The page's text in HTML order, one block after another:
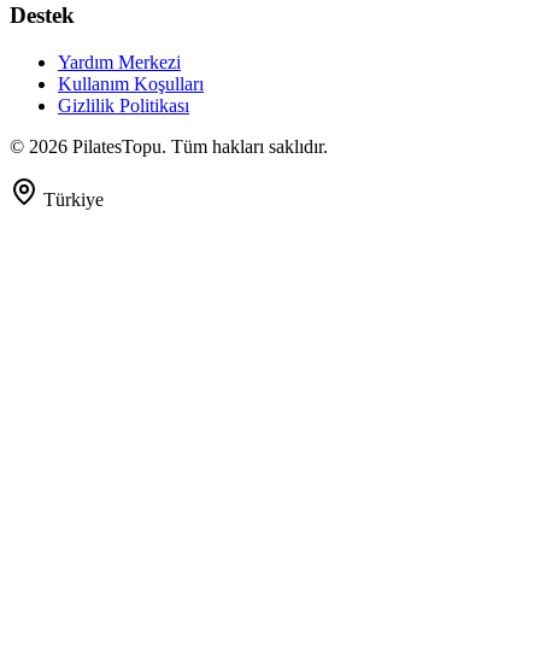
Destek
Yardım Merkezi
Kullanım Koşulları
Gizlilik Politikası
© 2026 PilatesTopu. Tüm hakları saklıdır.
Türkiye